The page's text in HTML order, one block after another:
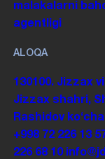
malakalarni
agentligi
ALOQA
130100. Jizzax
Jizzax shahri,
Rashidov
+998 72 226 13
226 68 10